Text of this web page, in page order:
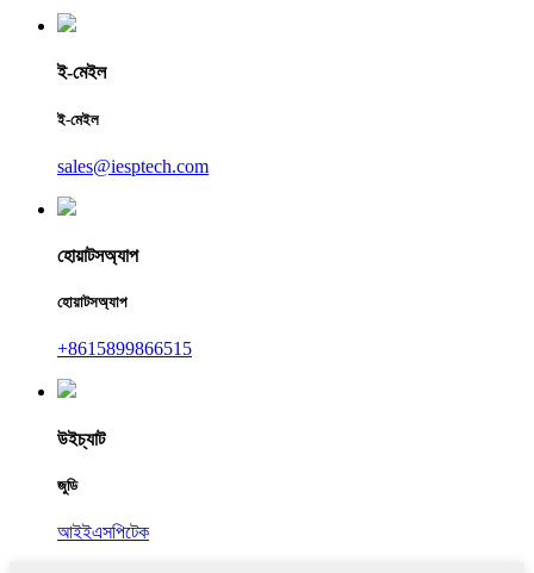
ই-মেইল
ই-মেইল
sales@iesptech.com
হোয়াটসঅ্যাপ
হোয়াটসঅ্যাপ
+8615899866515
উইচ্যাট
জুডি
আইইএসপিটেক